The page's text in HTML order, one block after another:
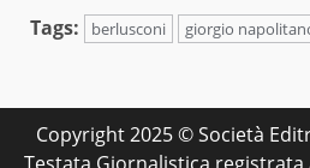
Tags: berlusconi giorgio
Copyright 2025 © Società